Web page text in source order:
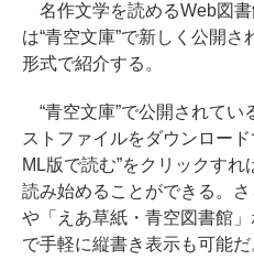
名作文学を読めるWeb図書
は“青空文庫”で新しく公開
形式で紹介する。
“青空文庫”で公開されてい
ストファイルをダウンロー
ML版で読む”をクリックす
読み始めることができる。さ
や「えあ草紙・青空図書館
で手軽に縦書き表示も可能だ